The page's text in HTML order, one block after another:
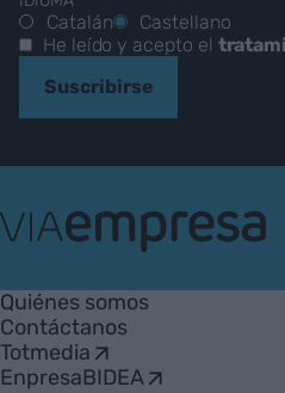
Catalán
Castellano
He leído y acepto el
Suscribirse
Empresa
Quiénes somos
Contáctanos
Totmedia
EnpresaBIDEA